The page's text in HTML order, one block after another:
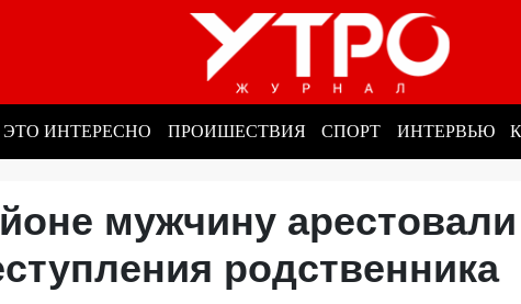
ЭТО ИНТЕРЕСНО ПРОИШЕСТВИЯ СПОРТ ИНТЕРВЬЮ
мужчину арестовали
родственника